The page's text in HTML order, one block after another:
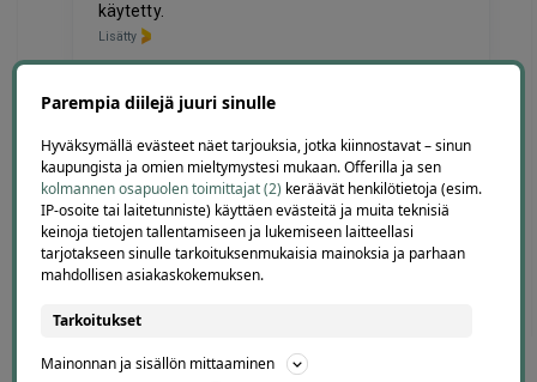
käytetty.
Lisätty
Page
of
60
Parempia diilejä juuri sinulle
Hyväksymällä evästeet näet tarjouksia, jotka kiinnostavat – sinun
kaupungista ja omien mieltymystesi mukaan. Offerilla ja sen
kolmannen osapuolen toimittajat (2) keräävät henkilötietoja (esim.
IP-osoite tai laitetunniste) käyttäen evästeitä ja muita teknisiä
keinoja tietojen tallentamiseen ja lukemiseen laitteellasi
tarjotakseen sinulle tarkoituksenmukaisia mainoksia ja parhaan
mahdollisen asiakaskokemuksen.
Tarkoitukset
Mainonnan ja sisällön mittaaminen